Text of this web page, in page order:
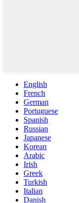
English
French
German
Portuguese
Spanish
Russian
Japanese
Korean
Arabic
Irish
Greek
Turkish
Italian
Danish